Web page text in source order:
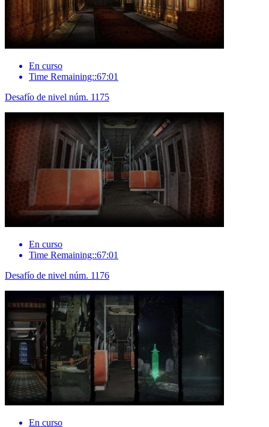
En curso
Time Remaining::67:01
Desafío de nivel núm. 1175
En curso
Time Remaining::67:01
Desafío de nivel núm. 1176
En curso